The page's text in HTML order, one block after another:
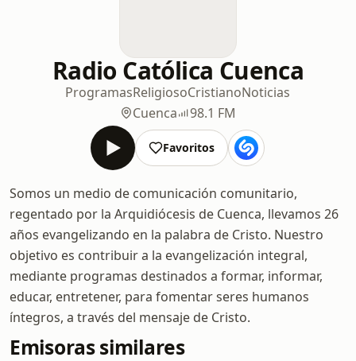
Radio Católica Cuenca
ProgramasReligiosoCristianoNoticias
Cuenca
98.1 FM
Favoritos
Somos un medio de comunicación comunitario,
regentado por la Arquidiócesis de Cuenca, llevamos 26
años evangelizando en la palabra de Cristo. Nuestro
objetivo es contribuir a la evangelización integral,
mediante programas destinados a formar, informar,
educar, entretener, para fomentar seres humanos
íntegros, a través del mensaje de Cristo.
Emisoras similares